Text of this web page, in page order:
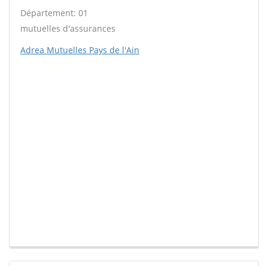
Département: 01
mutuelles d'assurances
Adrea Mutuelles Pays de l'Ain